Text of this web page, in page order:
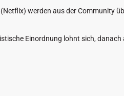
werden aus der Community
Einordnung lohnt sich,